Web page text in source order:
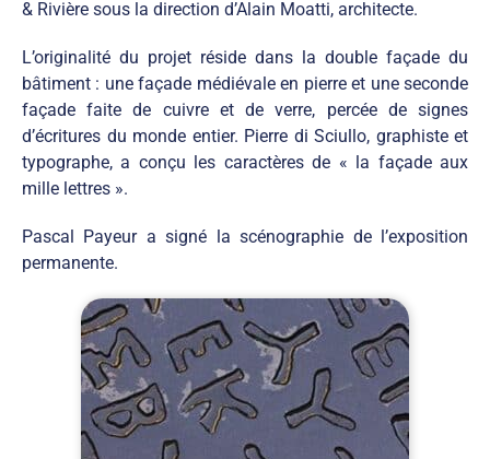
& Rivière sous la direction d’Alain Moatti, architecte.
L’originalité du projet réside dans la double façade du
bâtiment : une façade médiévale en pierre et une seconde
façade faite de cuivre et de verre, percée de signes
d’écritures du monde entier. Pierre di Sciullo, graphiste et
typographe, a conçu les caractères de « la façade aux
mille lettres ».
Pascal Payeur a signé la scénographie de l’exposition
permanente.